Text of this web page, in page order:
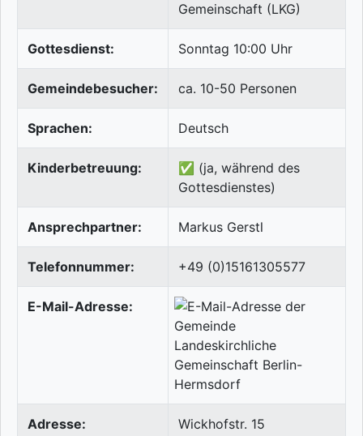
Gemeinschaft (LKG)
Gottesdienst: Sonntag 10:00 Uhr
Gemeindebesucher: ca. 10-50 Personen
Sprachen: Deutsch
Kinderbetreuung:
✅ (ja, während des
Gottesdienstes)
Ansprechpartner: Markus Gerstl
Telefonnummer: +49 (0)15161305577
E-Mail-Adresse:
Adresse:
Wickhofstr. 15